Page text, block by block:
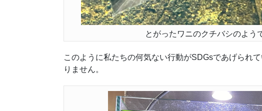
とがったワニのクチバシのよう
このように私たちの何気ない行動がSDGsであげられ
りません。